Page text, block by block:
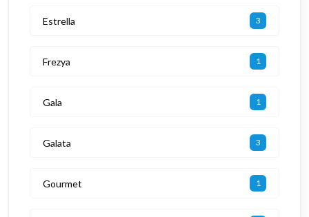
Estrella 3
Frezya 1
Gala 1
Galata 3
Gourmet 1